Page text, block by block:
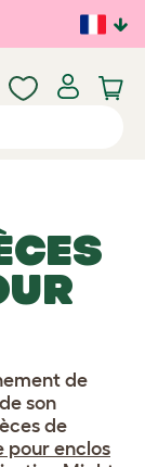
de
son
de
pour enclos